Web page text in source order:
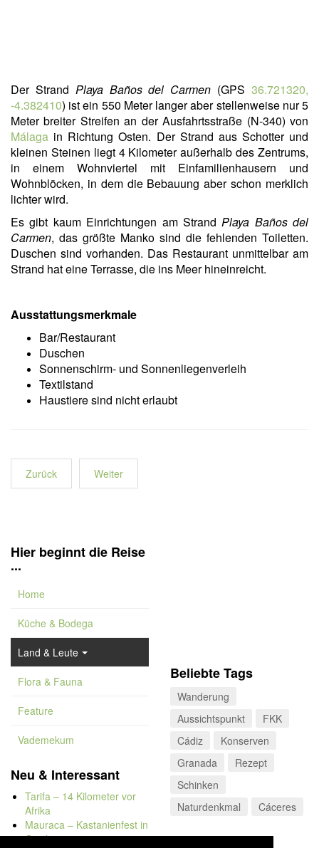
Der Strand Playa Baños del Carmen (GPS36.721320,
-4.382410) ist ein 550 Meter langer aber stellenweise nur 5
Meter breiter Streifen an der Ausfahrtsstraße (N-340) von
Málaga in Richtung Osten. Der Strand aus Schotter und
kleinen Steinen liegt 4 Kilometer außerhalb des Zentrums,
in einem Wohnviertel mit Einfamilienhausern und
Wohnblöcken, in dem die Bebauung aber schon merklich
lichter wird.
Es gibt kaum Einrichtungen am StrandPlaya Baños del
Carmen, das größte Manko sind die fehlenden Toiletten.
Duschen sind vorhanden. Das Restaurant unmittelbar am
Strand hat eine Terrasse, die ins Meer hineinreicht.
Ausstattungsmerkmale
Bar/Restaurant
Duschen
Sonnenschirm- und Sonnenliegenverleih
Textilstand
Haustiere sind nicht erlaubt
Zurück Weiter
Hier beginnt die Reise
...
Home
Küche & Bodega
Land & Leute
Flora & Fauna
Feature
Vademekum
Neu & Interessant
Tarifa – 14 Kilometer vor
Afrika
Mauraca – Kastanienfest in
Capileira
Beliebte Tags
Wanderung
Aussichtspunkt
FKK
Cádiz
Konserven
Granada
Rezept
Schinken
Naturdenkmal
Cáceres